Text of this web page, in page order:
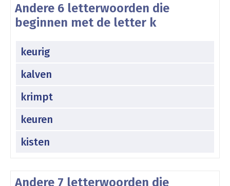
Andere 6 letterwoorden die
beginnen met de letter k
keurig
kalven
krimpt
keuren
kisten
Andere 7 letterwoorden die